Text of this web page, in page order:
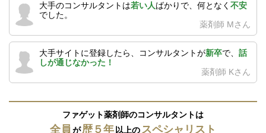
大手のコンサルタントは若い人ばかりで、何となく 不安
でした。
薬剤師 Mさん
大手サイトに登録したら、コンサルタントが新卒で、 話
しが通じなかった！
薬剤師 Kさん
ファゲット薬剤師のコンサルタントは
全員が歴５年以上のスペシャリスト